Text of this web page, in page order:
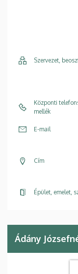
Szervezet,
Központi
mellék
E-mail
Cím
Épület, emelet,
Ádány